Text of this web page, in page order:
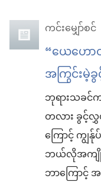
ကင်းမျှော်စင်
“ယေဟေ
အကြွင်းမဲ့
ဘုရားသခ
တလား ခွင့်
ကြောင့် ကျွ
ဘယ်လိုအကျို
ဘာကြောင့်